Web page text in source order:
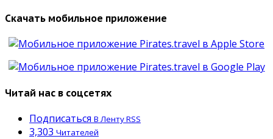
Скачать мобильное приложение
Читай нас в соцсетях
Подписаться В Ленту RSS
3,303 Читателей